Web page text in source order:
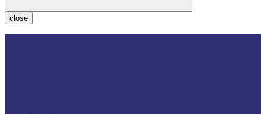
close